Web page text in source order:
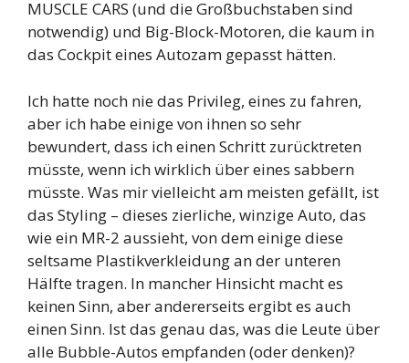
MUSCLE CARS (und die Großbuchstaben sind
notwendig) und Big-Block-Motoren, die kaum in
das Cockpit eines Autozam gepasst hätten.
Ich hatte noch nie das Privileg, eines zu fahren,
aber ich habe einige von ihnen so sehr
bewundert, dass ich einen Schritt zurücktreten
müsste, wenn ich wirklich über eines sabbern
müsste. Was mir vielleicht am meisten gefällt, ist
das Styling – dieses zierliche, winzige Auto, das
wie ein MR-2 aussieht, von dem einige diese
seltsame Plastikverkleidung an der unteren
Hälfte tragen. In mancher Hinsicht macht es
keinen Sinn, aber andererseits ergibt es auch
einen Sinn. Ist das genau das, was die Leute über
alle Bubble-Autos empfanden (oder denken)?